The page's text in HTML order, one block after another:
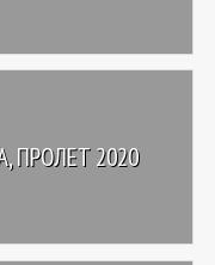
ПРОЛЕТ 2020